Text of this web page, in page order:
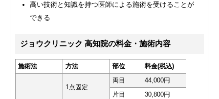
高い技術と知識を持つ医師による施術を受けることが
できる
ジョウクリニック 高知院の料金・施術内容
施術法 方法 部位 料金(税込)
1点固定
両目
44,000円
片目
30,800円